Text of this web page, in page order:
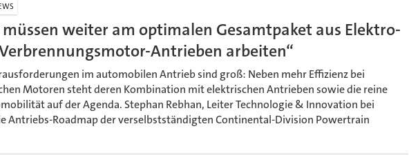
müssen weiter am optimalen Gesamtpaket aus Elektro-
Antrieben arbeiten“
im automobilen Antrieb sind groß: Neben mehr Effizienz bei
Motoren steht deren Kombination mit elektrischen Antrieben sowie die reine
auf der Agenda. Stephan Rebhan, Leiter Technologie & Innovation bei
Antriebs-Roadmap der verselbstständigten Continental-Division Powertrain